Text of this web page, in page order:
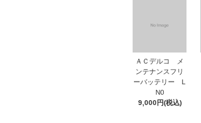
ＡＣデルコ メ
ンテナンスフリ
ーバッテリー L
N0
9,000円(税込)